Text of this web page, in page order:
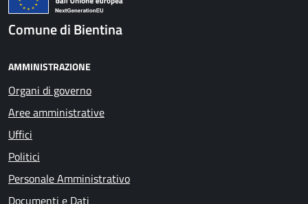
Comune di Bientina
AMMINISTRAZIONE
Organi di governo
Aree amministrative
Uffici
Politici
Personale Amministrativo
Documenti e Dati